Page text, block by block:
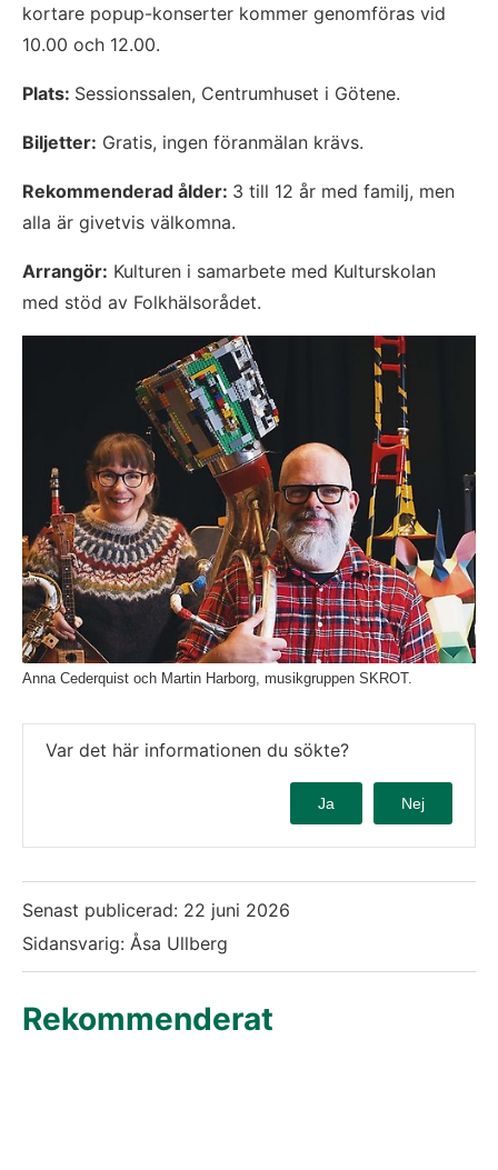
kortare popup-konserter kommer genomföras vid
10.00 och 12.00.
Plats: Sessionssalen, Centrumhuset i Götene.
Biljetter: Gratis, ingen föranmälan krävs.
Rekommenderad ålder: 3 till 12 år med familj, men
alla är givetvis välkomna.
Arrangör: Kulturen i samarbete med Kulturskolan
med stöd av Folkhälsorådet.
Anna Cederquist och Martin Harborg, musikgruppen SKROT.
Var det här informationen du sökte?
Ja Nej
Senast publicerad: 22 juni 2026
Sidansvarig: Åsa Ullberg
Rekommenderat